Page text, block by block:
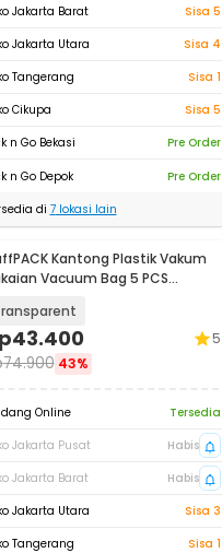
Jakarta Barat
Sisa 5
Jakarta Utara
Sisa 4
Tangerang
Sisa 1
Cikupa
Sisa 5
n Go Bekasi
Pre Order
n Go Depok
Pre Order
di 7lokasi lain
Kantong Plastik Vakum
Vacuum Bag 5 PCS
43.400
74.900 43%
5
Online
Tersedia
Jakarta Pusat
Habis
Jakarta Barat
Habis
Jakarta Utara
Sisa 3
Tangerang
Sisa 1